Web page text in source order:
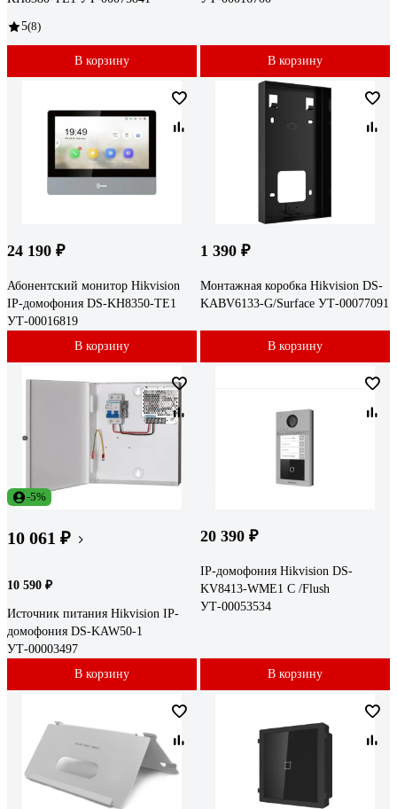
5(8)
В корзину В корзину
24 190 ₽
Абонентский монитор Hikvision
IP-домофония DS-KH8350-TE1
УТ-00016819
В корзину
1 390 ₽
Монтажная коробка Hikvision DS-
KABV6133-G/Surface УТ-00077091
В корзину
-5%
10 061 ₽
10 590 ₽
Источник питания Hikvision IP-
домофония DS-KAW50-1
УТ-00003497
В корзину
20 390 ₽
IP-домофония Hikvision DS-
KV8413-WME1 C /Flush
УТ-00053534
В корзину